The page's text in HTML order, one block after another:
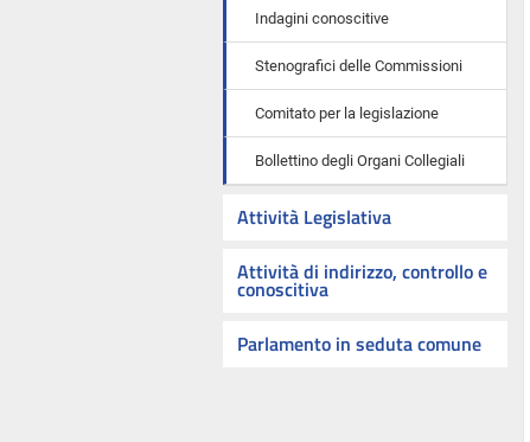
Indagini conoscitive
Stenografici delle Commissioni
Comitato per la legislazione
Bollettino degli Organi Collegiali
Attività Legislativa
Attività di indirizzo, controllo e
conoscitiva
Parlamento in seduta comune